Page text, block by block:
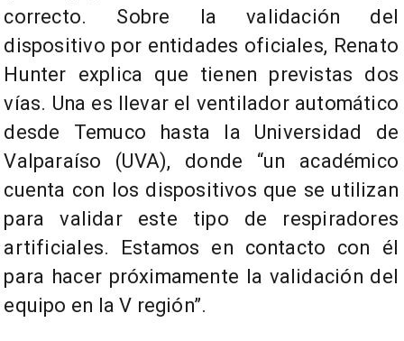
correcto. Sobre la validación del
dispositivo por entidades oficiales, Renato
Hunter explica que tienen previstas dos
vías. Una es llevar el ventilador automático
desde Temuco hasta la Universidad de
Valparaíso (UVA), donde “un académico
cuenta con los dispositivos que se utilizan
para validar este tipo de respiradores
artificiales. Estamos en contacto con él
para hacer próximamente la validación del
equipo en la V región”.